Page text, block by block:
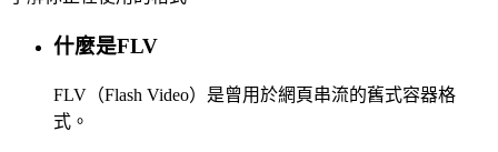
什麼是FLV
FLV（Flash Video）是曾用於網頁串流的舊式容器格
式。